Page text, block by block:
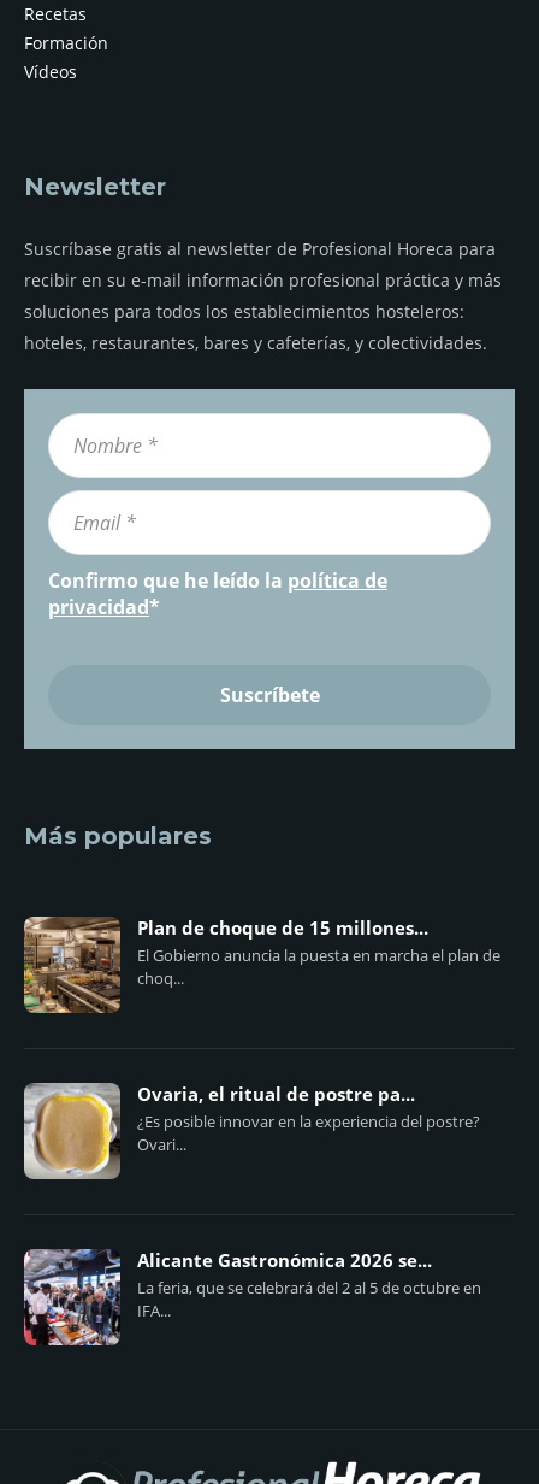
Recetas
Formación
Vídeos
Newsletter
Suscríbase gratis al newsletter de Profesional Horeca para
recibir en su e-mail información profesional práctica y más
soluciones para todos los establecimientos hosteleros:
hoteles, restaurantes, bares y cafeterías, y colectividades.
Confirmo que he leído la política de
privacidad*
Más populares
Plan de choque de 15 millones...
El Gobierno anuncia la puesta en marcha el plan de
choq...
Ovaria, el ritual de postre pa...
¿Es posible innovar en la experiencia del postre?
Ovari...
Alicante Gastronómica 2026 se...
La feria, que se celebrará del 2 al 5 de octubre en
IFA...